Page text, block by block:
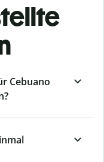
Cebuano